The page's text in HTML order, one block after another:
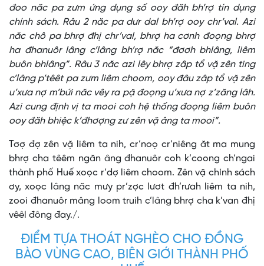
đoo năc pa zưm ứng dụng số ooy đăh bh’rợ tín dụng
chính sách. Râu 2 năc pa dưr dal bh’rợ ooy chr’val. Azi
năc chô pa bhrợ đhị chr’val, bhrợ ha cơnh đoọng bhrợ
ha đhanuôr lâng c’lâng bh’rợ năc “đơơh bhlâng, liêm
buôn bhlâng”. Râu 3 năc azi lêy bhrợ zâp tổ vặ zên ting
c’lâng p’têêt pa zưm liêm choom, ooy đâu zâp tổ vặ zên
u’xưa nợ m’bứi năc vêy ra pặ đoọng u’xưa nợ z’zăng lâh.
Azi cung định vị ta mooi coh hệ thống đoọng liêm buôn
ooy đăh bhiệc k’đhơợng zư zên vặ âng ta mooi”.
Tơợ đợ zên vặ liêm ta nih, cr’noọ cr’niêng ăt ma mung
bhrợ cha têêm ngăn âng đhanuôr coh k’coong ch’ngai
thành phố Huế xoọc r’dợ liêm choom. Zên vặ chính sách
ơy, xoọc lâng năc mưy pr’zợc lươt đh’rưah liêm ta nih,
zooi đhanuôr mâng loom truih c’lâng bhrợ cha k’van đhị
vêêl đông đay./.
ĐIỂM TỰA THOÁT NGHÈO CHO ĐỒNG
BÀO VÙNG CAO, BIÊN GIỚI THÀNH PHỐ